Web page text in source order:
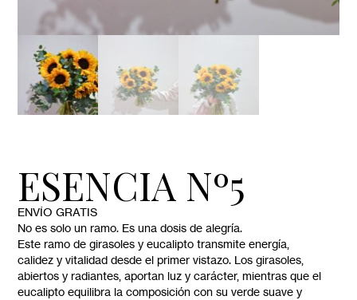
ESENCIA Nº5
ENVÍO GRATIS
No es solo un ramo. Es una dosis de alegría.
Este ramo degirasoles y eucalipto transmite energía,
calidez y vitalidad desde el primer vistazo. Los girasoles,
abiertos y radiantes, aportan luz y carácter, mientras que el
eucalipto equilibra la composición con su verde suave y